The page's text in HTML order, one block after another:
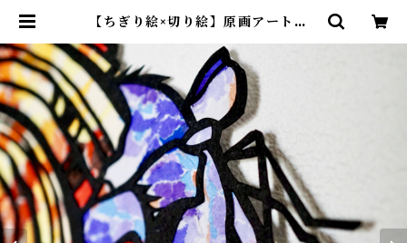
【ちぎり絵×切り絵】原画アート『y
リ）』 | 紙のおくりもの